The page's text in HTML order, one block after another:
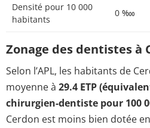
Densité pour 10 000
habitants
0 ‱
Zonage des dentistes à
Selon l’APL, les habitants de
moyenne à 29.4 ETP
chirurgien-dentiste pour 100
Cerdon est moins bien dotée